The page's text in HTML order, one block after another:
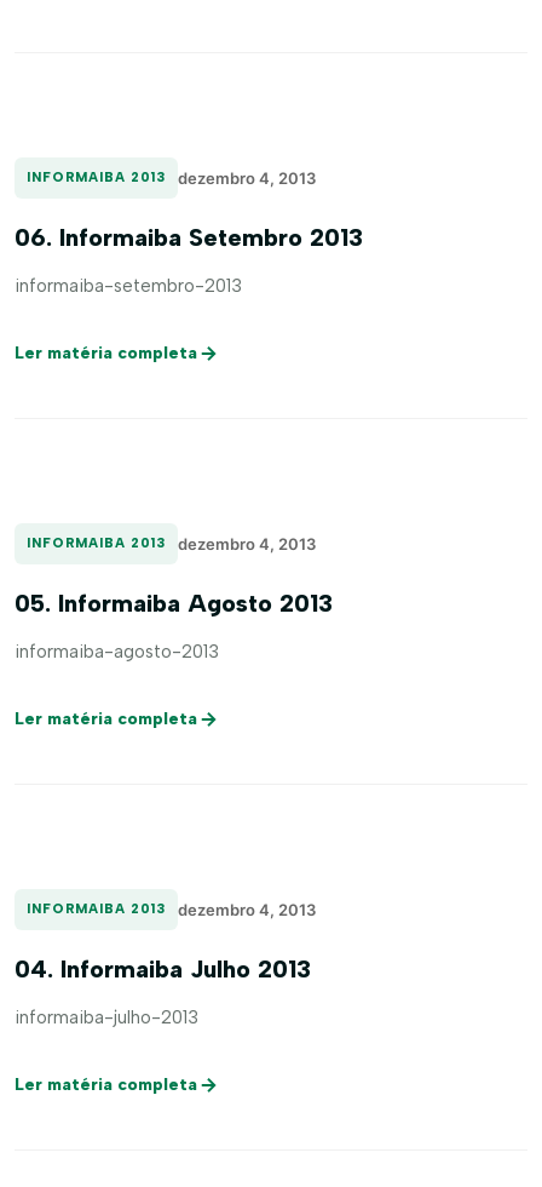
INFORMAIBA 2013 dezembro 4, 2013
06. Informaiba Setembro 2013
informaiba-setembro-2013
Ler matéria completa
INFORMAIBA 2013 dezembro 4, 2013
05. Informaiba Agosto 2013
informaiba-agosto-2013
Ler matéria completa
INFORMAIBA 2013 dezembro 4, 2013
04. Informaiba Julho 2013
informaiba-julho-2013
Ler matéria completa